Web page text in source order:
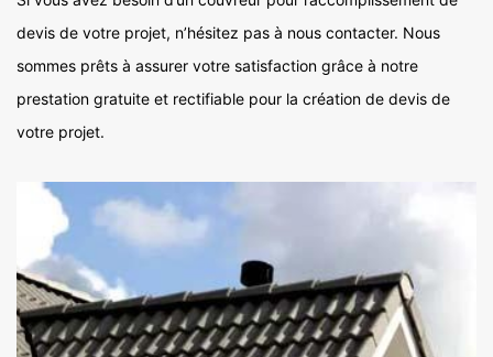
devis de votre projet, n’hésitez pas à nous contacter. Nous
sommes prêts à assurer votre satisfaction grâce à notre
prestation gratuite et rectifiable pour la création de devis de
votre projet.